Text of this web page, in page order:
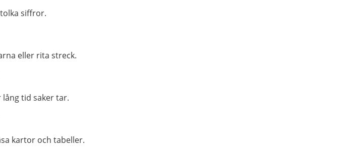
siffror.
eller rita streck.
tid saker tar.
kartor och tabeller.